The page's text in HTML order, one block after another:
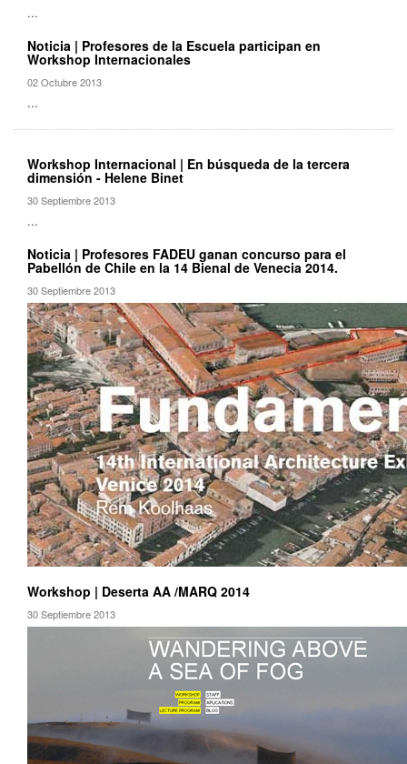
...
Noticia | Profesores de la Escuela participan en
Workshop Internacionales
02 Octubre 2013
...
Workshop Internacional | En búsqueda de la tercera
dimensión - Helene Binet
30 Septiembre 2013
...
Noticia | Profesores FADEU ganan concurso para el
Pabellón de Chile en la 14 Bienal de Venecia 2014.
30 Septiembre 2013
Workshop | Deserta AA /MARQ 2014
30 Septiembre 2013